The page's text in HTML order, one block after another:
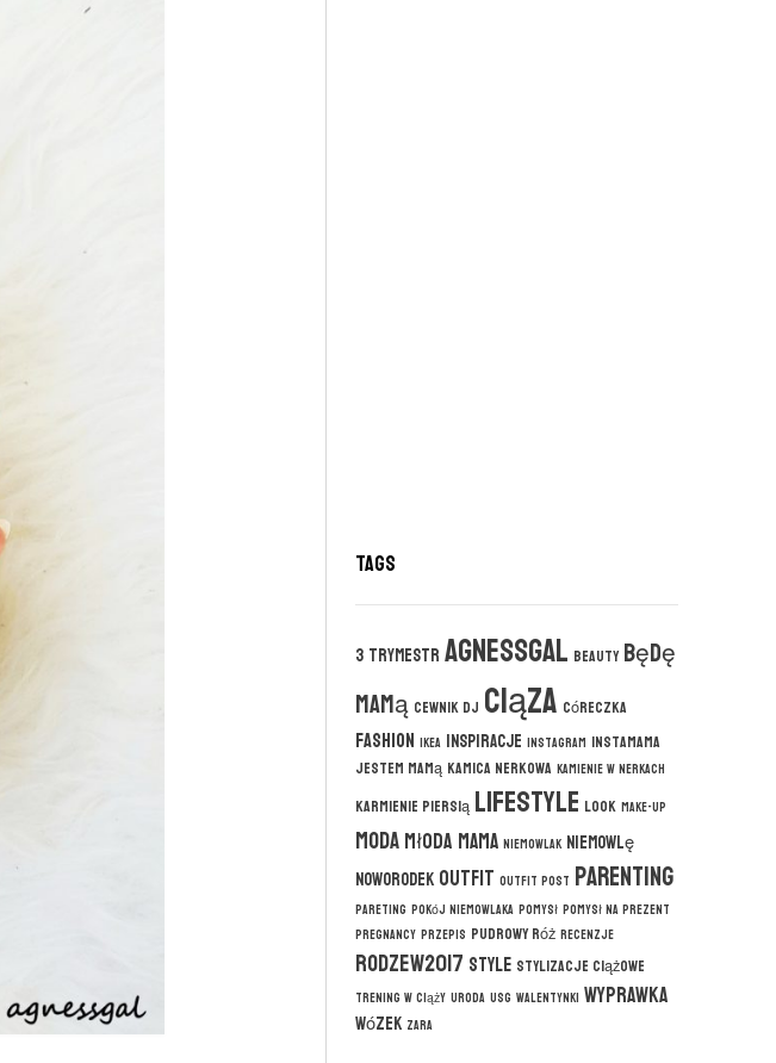
Tags
3 trymestragnessgal beauty będę
mamą cewnik DJ ciąza córeczka
fashion ikea inspiracje instagram instamama
jestem mamą kamica nerkowa kamienie w nerkach
karmienie piersią lifestyle look make-up
modamłoda mama niemowlak niemowlę
noworodek outfit outfit post parenting
pareting pokój niemowlaka pomysł pomysł na prezent
pregnancy przepis pudrowy róż recenzje
rodzew2017 style stylizacje ciążowe
trening w ciąży uroda usg walentynki wyprawka
wózek zara